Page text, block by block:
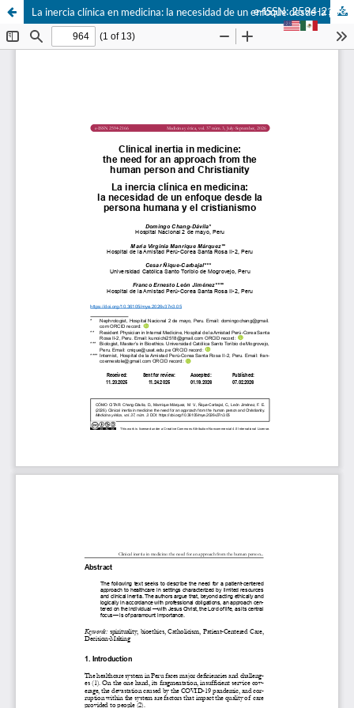
La inercia clínica en medicina: la necesidad de un enfoque desde la persona humana y el cristianismo
e-ISSN: 2594-2166